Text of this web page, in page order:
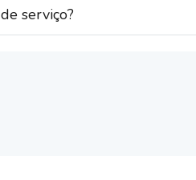
serviço?